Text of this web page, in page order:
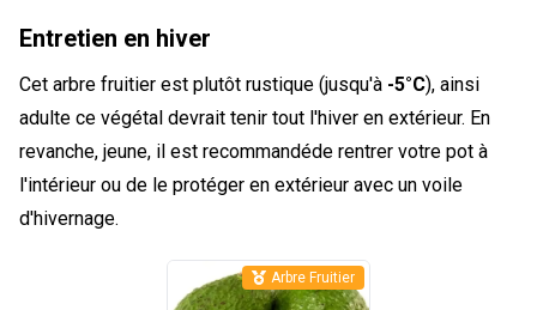
Entretien en hiver
Cet arbre fruitier est plutôt rustique (jusqu'à -5°C), ainsi
adulte ce végétal devrait tenir tout l'hiver en extérieur. En
revanche, jeune, il est recommandéde rentrer votre pot à
l'intérieur ou de le protéger en extérieur avec un voile
d'hivernage.
Arbre Fruitier